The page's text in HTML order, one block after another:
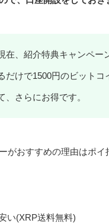
在、紹介特典キャンペー
だけで1500円のビットコ
、さらにお得です。
がおすすめの理由はポイ
い(XRP送料無料)